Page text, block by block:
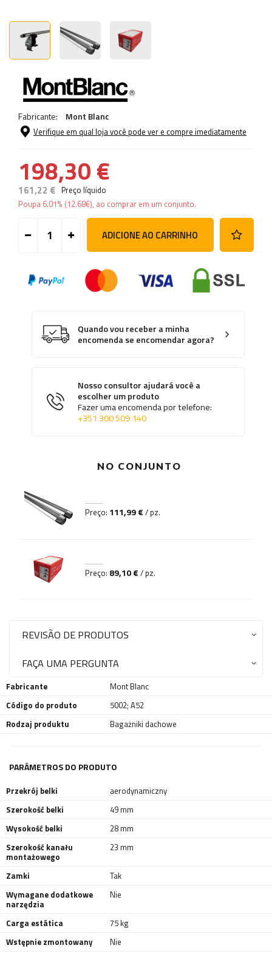
Fabricante: Mont Blanc
Verifique em qual loja você pode ver e compre imediatamente
198,30 €
161,22 € Preço líquido
Poupa 6.01% (12.68€), ao comprar em um conjunto.
ADICIONE AO CARRINHO
Quando vou receber a minha
encomenda se encomendar agora?
Nosso consultor ajudará você a
escolher um produto
Fazer uma encomenda por telefone:
+351 300 509 140
NO CONJUNTO
Preço: 111,99 € / pz.
Preço: 89,10 € / pz.
REVISÃO DE PRODUTOS
FAÇA UMA PERGUNTA
Fabricante
Mont Blanc
Código do produto
5002; A52
Rodzaj produktu
Bagażniki dachowe
PARÂMETROS DO PRODUTO
Przekrój belki
aerodynamiczny
Szerokość belki
49 mm
Wysokość belki
28 mm
Szerokość kanału
montażowego
23 mm
Zamki
Tak
Wymagane dodatkowe
narzędzia
Nie
Carga estática
75 kg
Wstępnie zmontowany
Nie